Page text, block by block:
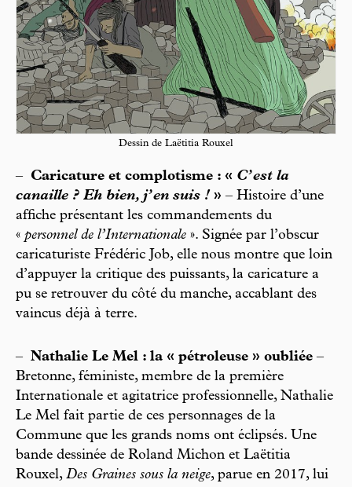
Dessin de Laëtitia Rouxel
– Caricature et complotisme : « C’est la
canaille ? Eh bien, j’en suis ! » – Histoire d’une
affiche présentant les commandements du
« personnel de l’Internationale ». Signée par l’obscur
caricaturiste Frédéric Job, elle nous montre que loin
d’appuyer la critique des puissants, la caricature a
pu se retrouver du côté du manche, accablant des
vaincus déjà à terre.
– Nathalie Le Mel : la « pétroleuse » oubliée –
Bretonne, féministe, membre de la première
Internationale et agitatrice professionnelle, Nathalie
Le Mel fait partie de ces personnages de la
Commune que les grands noms ont éclipsés. Une
bande dessinée de Roland Michon et Laëtitia
Rouxel, Des Graines sous la neige, parue en 2017, lui